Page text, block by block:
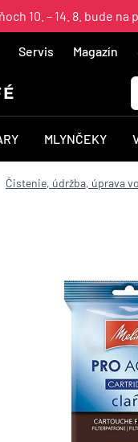
10. – 14. 8. bude
Servis Magazín
MLYNČEKY
Čistenie, údržba, úprava